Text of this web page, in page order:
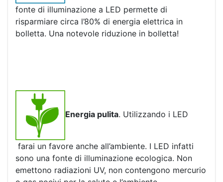
fonte di illuminazione a LED permette di
risparmiare circa l’80% di energia elettrica in
bolletta. Una notevole riduzione in bolletta!
Energia pulita. Utilizzando i LED
farai un favore anche all’ambiente. I LED infatti
sono una fonte di illuminazione ecologica. Non
emettono radiazioni UV, non contengono mercurio